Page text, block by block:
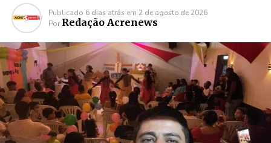
Publicado 6 dias atrás em 2 de agosto de 2026
Por Redação Acrenews